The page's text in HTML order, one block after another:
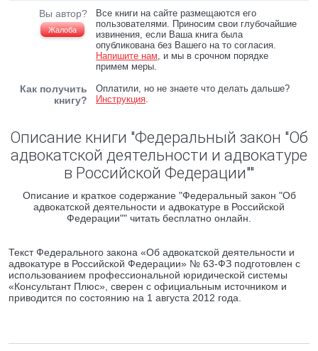
Вы автор?
Жалоба
Все книги на сайте размещаются его
пользователями. Приносим свои глубочайшие
извинения, если Ваша книга была
опубликована без Вашего на то согласия.
Напишите нам, и мы в срочном порядке
примем меры.
Как получить
книгу?
Оплатили, но не знаете что делать дальше?
Инструкция.
Описание книги "Федеральный закон "Об
адвокатской деятельности и адвокатуре
в Российской Федерации""
Описание и краткое содержание "Федеральный закон "Об
адвокатской деятельности и адвокатуре в Российской
Федерации"" читать бесплатно онлайн.
Текст Федерального закона «Об адвокатской деятельности и
адвокатуре в Российской Федерации» № 63-ФЗ подготовлен с
использованием профессиональной юридической системы
«Консультант Плюс», сверен с официальным источником и
приводится по состоянию на 1 августа 2012 года.